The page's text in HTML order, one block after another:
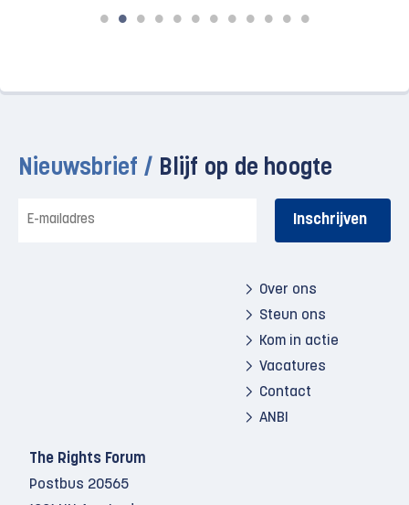
Nieuwsbrief / Blijf op de hoogte
mailadres
Over ons
Steun ons
Kom in actie
Vacatures
Contact
ANBI
The Rights Forum
Postbus 20565